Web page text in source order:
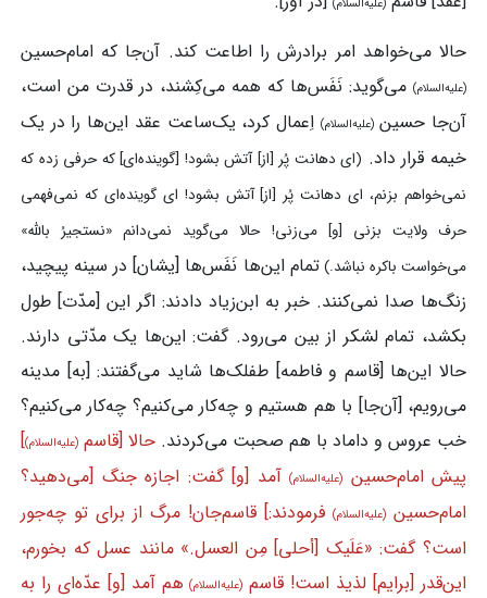
حالا می‌خواهد امر برادرش را اطاعت کند. آن‌جا که امام‌حسین
(علیه‌السلام) می‌گوید: نَفَس‌ها که همه می‌کِشند، در قدرت من است،
آن‌جا حسین(علیه‌السلام) اِعمال کرد، یک‌ساعت عقد این‌ها را در یک
خیمه قرار داد. (ای دهانت پُر [از] آتش بشود! [گوینده‌ای] که حرفی زده که
نمی‌خواهم بزنم، ای دهانت پُر [از] آتش بشود! ای گوینده‌ای که نمی‌فهمی
حرف ولایت بزنی [و] می‌زنی! حالا می‌گوید نمی‌دانم «نستجیرُ بالله»
می‌خواست باکره نباشد.)تمام این‌ها نَفَس‌ها [یشان] در سینه پیچید،
زنگ‌ها صدا نمی‌کنند. خبر به ابن‌زیاد دادند: اگر این [مدّت] طول
بکشد، تمام لشکر از بین می‌رود. گفت: این‌ها یک مدّتی دارند.
حالا این‌ها [قاسم و فاطمه] طفلک‌ها شاید می‌گفتند: [به] مدینه
می‌رویم، [آن‌جا] با هم هستیم و چه‌کار می‌کنیم؟ چه‌کار می‌کنیم؟
خب عروس و داماد با هم صحبت می‌کردند. حالا [قاسم (علیه‌السلام)]
پیش امام‌حسین (علیه‌السلام) آمد [و] گفت: اجازه جنگ [می‌دهید؟
امام‌حسین (علیه‌السلام) فرمودند:] قاسم‌جان! مرگ از برای تو چه‌جور
است؟ گفت: «عَلَیک [أحلی] مِن العسل.» مانند عسل که بخورم،
این‌قدر [برایم] لذیذ است! قاسم (علیه‌السلام)هم آمد [و] عدّه‌ای را به